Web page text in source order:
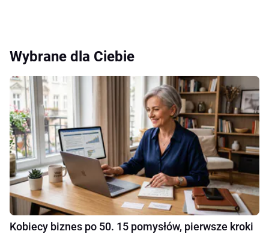
Wybrane dla Ciebie
Kobiecy biznes po 50. 15 pomysłów, pierwsze kroki